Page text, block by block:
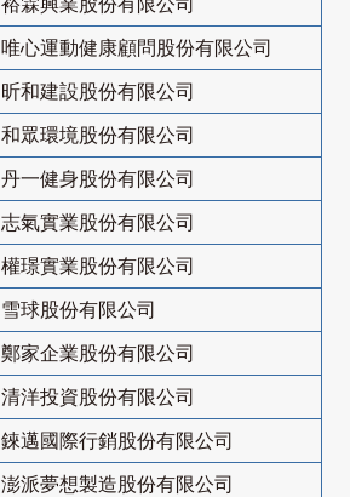
唯心運動健康顧問股份有限公司
昕和建設股份有限公司
和眾環境股份有限公司
丹一健身股份有限公司
志氣實業股份有限公司
權璟實業股份有限公司
雪球股份有限公司
鄭家企業股份有限公司
清洋投資股份有限公司
錸邁國際行銷股份有限公司
澎派夢想製造股份有限公司